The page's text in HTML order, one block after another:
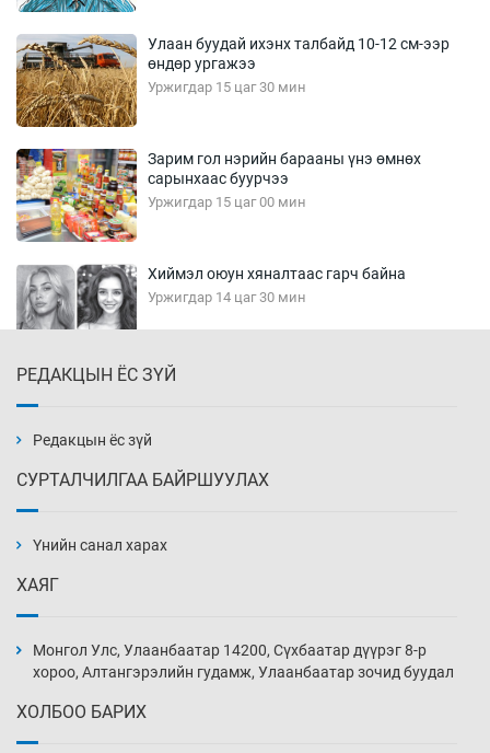
Улаан буудай ихэнх талбайд 10-12 см-ээр
өндөр ургажээ
Уржигдар 15 цаг 30 мин
Зарим гол нэрийн барааны үнэ өмнөх
сарынхаас буурчээ
Уржигдар 15 цаг 00 мин
Хиймэл оюун хяналтаас гарч байна
Уржигдар 14 цаг 30 мин
Уржигдар 14 цаг 00 мин
нэмэгджээ
Уржигдар 13 цаг 30 мин
РЕДАКЦЫН ЁС ЗҮЙ
Редакцын ёс зүй
СУРТАЛЧИЛГАА БАЙРШУУЛАХ
Үнийн санал харах
ХАЯГ
Монгол Улс, Улаанбаатар 14200, Сүхбаатар дүүрэг 8-р
хороо, Алтангэрэлийн гудамж, Улаанбаатар зочид буудал
ХОЛБОО БАРИХ